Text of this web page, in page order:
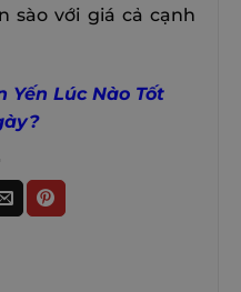
sào với giá cả cạnh
Yến Lúc Nào Tốt